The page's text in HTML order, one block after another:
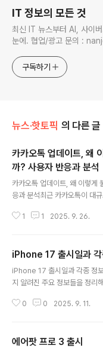
IT 정보의 모든 것
최신 IT 뉴스부터 AI, 사이
눈에. 협업/광고 문의 :
구독하기
뉴스·핫토픽 의 다른 글
카카오톡 업데이트, 왜
까? 사용자 반응과 분석
카카오톡 업데이트, 왜 이렇게
응과 분석최근 카카오톡이 대
자들이 “카톡이 메신저가 아니
로의 개선 방향까지 자세히 분
톡 업데이트 주요 변경 사항 변
I 개편기존 단순한 친구 목록이
간 광고가 동일한 크기로 삽입,
1 1 2025. 9. 26.
iPhone 17 출시일과 각
iPhone 17 출시일과 각종 정
지 알려진 주요 정보들을 정리
작 : 2025년 9월 12일모델 구
운 모델)iPhone 17
0 0 2025. 9. 11.
에어팟 프로 3 출시